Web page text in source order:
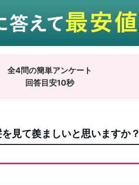
全4問の簡単アンケート
回答目安10秒
見て羨ましいと思いますか？